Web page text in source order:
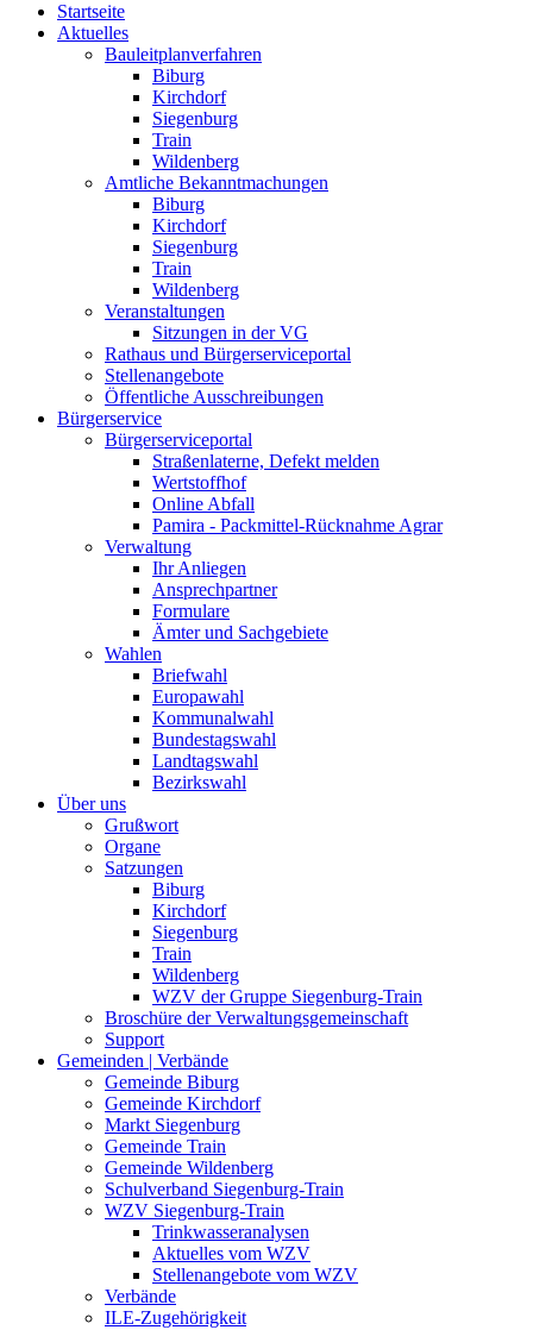
Startseite
Aktuelles
Bauleitplanverfahren
Biburg
Kirchdorf
Siegenburg
Train
Wildenberg
Amtliche Bekanntmachungen
Biburg
Kirchdorf
Siegenburg
Train
Wildenberg
Veranstaltungen
Sitzungen in der VG
Rathaus und Bürgerserviceportal
Stellenangebote
Öffentliche Ausschreibungen
Bürgerservice
Bürgerserviceportal
Straßenlaterne, Defekt melden
Wertstoffhof
Online Abfall
Pamira - Packmittel-Rücknahme Agrar
Verwaltung
Ihr Anliegen
Ansprechpartner
Formulare
Ämter und Sachgebiete
Wahlen
Briefwahl
Europawahl
Kommunalwahl
Bundestagswahl
Landtagswahl
Bezirkswahl
Über uns
Grußwort
Organe
Satzungen
Biburg
Kirchdorf
Siegenburg
Train
Wildenberg
WZV der Gruppe Siegenburg-Train
Broschüre der Verwaltungsgemeinschaft
Support
Gemeinden | Verbände
Gemeinde Biburg
Gemeinde Kirchdorf
Markt Siegenburg
Gemeinde Train
Gemeinde Wildenberg
Schulverband Siegenburg-Train
WZV Siegenburg-Train
Trinkwasseranalysen
Aktuelles vom WZV
Stellenangebote vom WZV
Verbände
ILE-Zugehörigkeit